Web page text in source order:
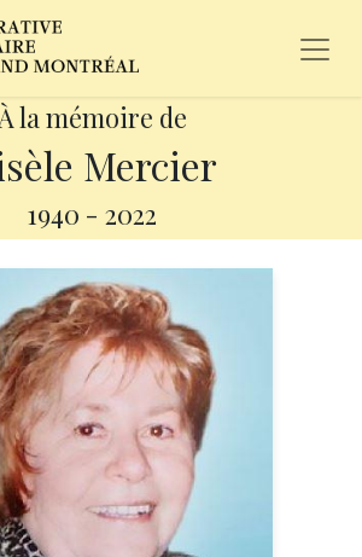
À la mémoire de
Mercier
1940 - 2022